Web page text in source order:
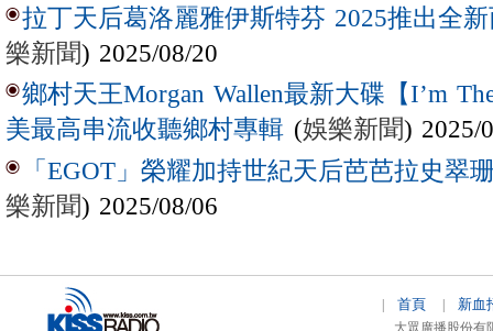
拉丁天后葛洛麗雅伊斯特芬 2025推出全新
樂新聞) 2025/08/20
鄉村天王Morgan Wallen最新大碟【I’m
美最高串流收聽鄉村專輯 (娛樂新聞) 2025/
「EGOT」榮耀加持世紀天后芭芭拉史翠
樂新聞) 2025/08/06
首頁 新血
大眾廣播股份有